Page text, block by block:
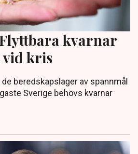
kvarnar
vid kris
beredskapslager av spannmål
Sverige behövs kvarnar